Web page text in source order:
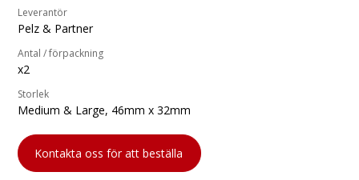
Leverantör
Pelz & Partner
Antal / förpackning
x2
Storlek
Medium & Large, 46mm x 32mm
Kontakta oss för att beställa